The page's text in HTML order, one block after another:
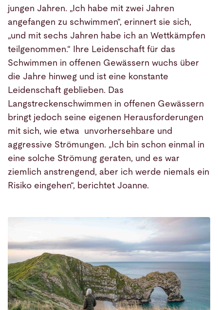
jungen Jahren. „Ich habe mit zwei Jahren
angefangen zu schwimmen“, erinnert sie sich,
„und mit sechs Jahren habe ich an Wettkämpfen
teilgenommen.“ Ihre Leidenschaft für das
Schwimmen in offenen Gewässern wuchs über
die Jahre hinweg und ist eine konstante
Leidenschaft geblieben. Das
Langstreckenschwimmen in offenen Gewässern
bringt jedoch seine eigenen Herausforderungen
mit sich, wie etwa unvorhersehbare und
aggressive Strömungen. „Ich bin schon einmal in
eine solche Strömung geraten, und es war
ziemlich anstrengend, aber ich werde niemals ein
Risiko eingehen“, berichtet Joanne.